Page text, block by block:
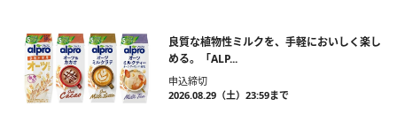
良質な植物性ミルクを、手軽においしく楽し
める。「ALP...
申込締切
2026.08.29（土）23:59まで